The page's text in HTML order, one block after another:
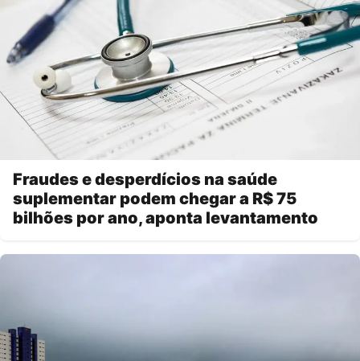
Fraudes e desperdícios na saúde
suplementar podem chegar a R$ 75
bilhões por ano, aponta levantamento